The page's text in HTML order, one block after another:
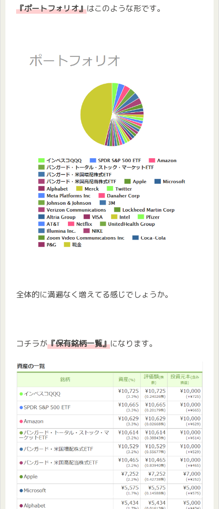
『ポートフォリオ』はこのような形です。
全体的に満遍なく増えてる感じでしょうか。
コチラが『保有銘柄一覧』になります。